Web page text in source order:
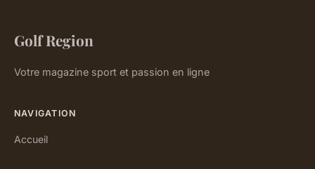
Golf Region
Votre magazine sport et passion en ligne
NAVIGATION
Accueil